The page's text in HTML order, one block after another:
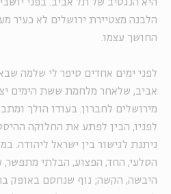
היא הנגטיב של תל אביב. בפני
הלבנה מצטיירת ירושלים לא כעיר
החושך עצמו.
לפני ימים אחדים סיפר לי שלמה
אביב, שלאחר מלחמת ששת הימים
מירושלים לחברון. בעודו הולך
לפניו, הבין לפתע את החלוקה
ניתנת לגישור בין ישראל ליהודה.
הסלעי, החד, הפצוע, הבלתי מתפשר,
היבשה, הקשה; נוף שנחסם באופק